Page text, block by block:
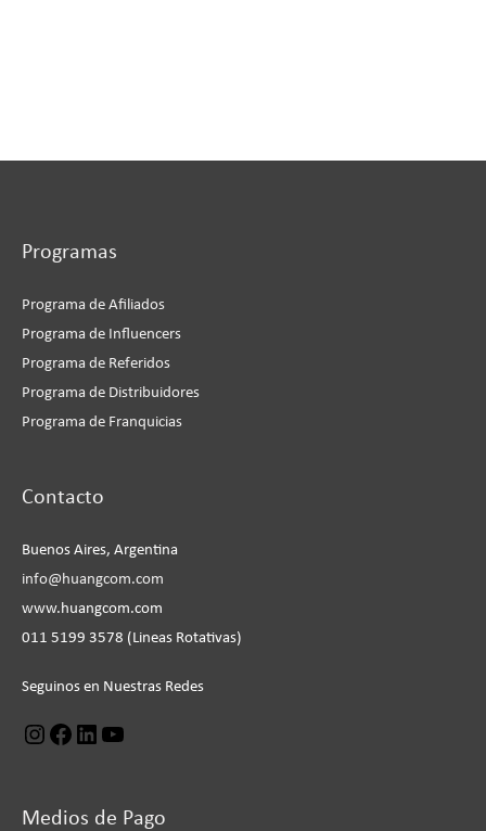
Programas
Programa de Afiliados
Programa de Influencers
Programa de Referidos
Programa de Distribuidores
Programa de Franquicias
Contacto
Buenos Aires, Argentina
info@huangcom.com
www.huangcom.com
011 5199 3578 (Lineas Rotativas)
Seguinos en Nuestras Redes
Instagram
Facebook
LinkedIn
Medios de Pago